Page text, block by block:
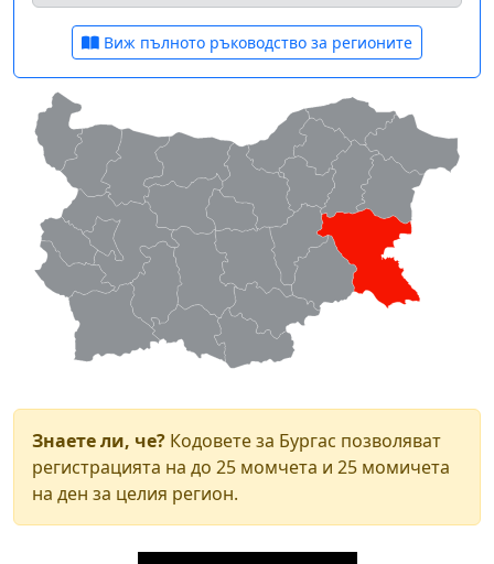
Виж пълното ръководство за регионите
Знаете ли, че? Кодовете за Бургас позволяват
регистрацията на до 25 момчета и 25 момичета
на ден за целия регион.